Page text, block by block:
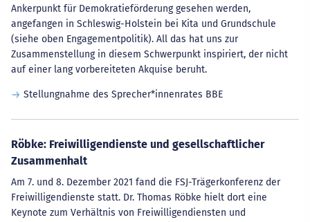
Ankerpunkt für Demokratieförderung gesehen werden,
angefangen in Schleswig-Holstein bei Kita und Grundschule
(siehe oben Engagementpolitik). All das hat uns zur
Zusammenstellung in diesem Schwerpunkt inspiriert, der nicht
auf einer lang vorbereiteten Akquise beruht.
Stellungnahme des Sprecher*innenrates BBE
Röbke: Freiwilligendienste und gesellschaftlicher
Zusammenhalt
Am 7. und 8. Dezember 2021 fand die FSJ-Trägerkonferenz der
Freiwilligendienste statt. Dr. Thomas Röbke hielt dort eine
Keynote zum Verhältnis von Freiwilligendiensten und